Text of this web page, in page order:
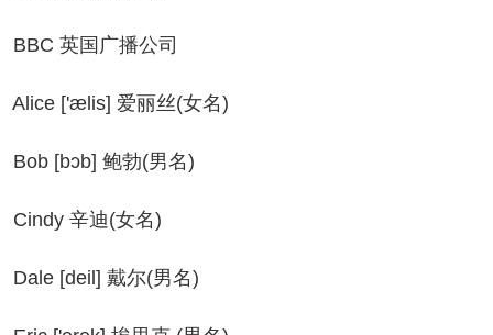
英国广播公司
['ælis] 爱丽丝(女名)
[bɔb] 鲍勃(男名)
辛迪(女名)
[deil] 戴尔(男名)